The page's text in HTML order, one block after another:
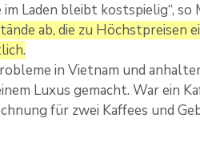
Laden bleibt kostspielig“, so
ab, die zu Höchstpreisen
in Vietnam und
Luxus gemacht. War ein
für zwei Kaffees und